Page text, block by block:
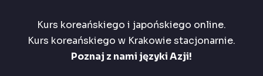
Kurs koreańskiego i japońskiego online.
Kurs koreańskiego w Krakowie stacjonarnie.
Poznaj z nami języki Azji!